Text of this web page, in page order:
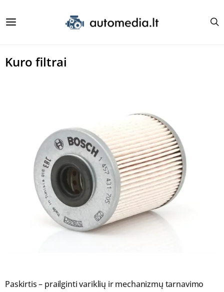
Kuro filtrai
Paskirtis – prailginti variklių ir mechanizmų tarnavimo